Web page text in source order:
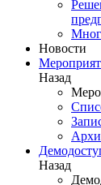
Новости
Назад
Назад